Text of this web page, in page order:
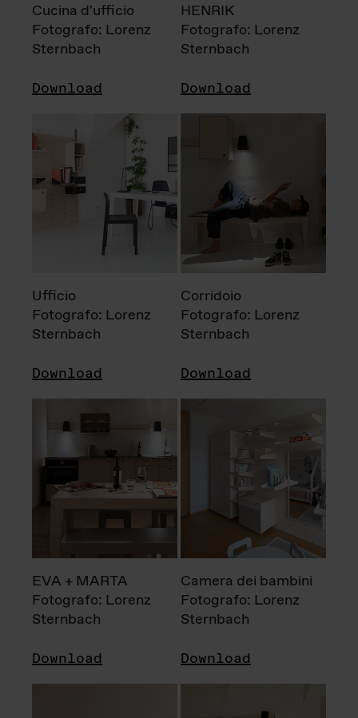
Cucina d'ufficio
Fotografo: Lorenz
Sternbach
Download
HENRIK
Fotografo: Lorenz
Sternbach
Download
Ufficio
Fotografo: Lorenz
Sternbach
Download
Corridoio
Fotografo: Lorenz
Sternbach
Download
EVA + MARTA
Fotografo: Lorenz
Sternbach
Download
Camera dei bambini
Fotografo: Lorenz
Sternbach
Download